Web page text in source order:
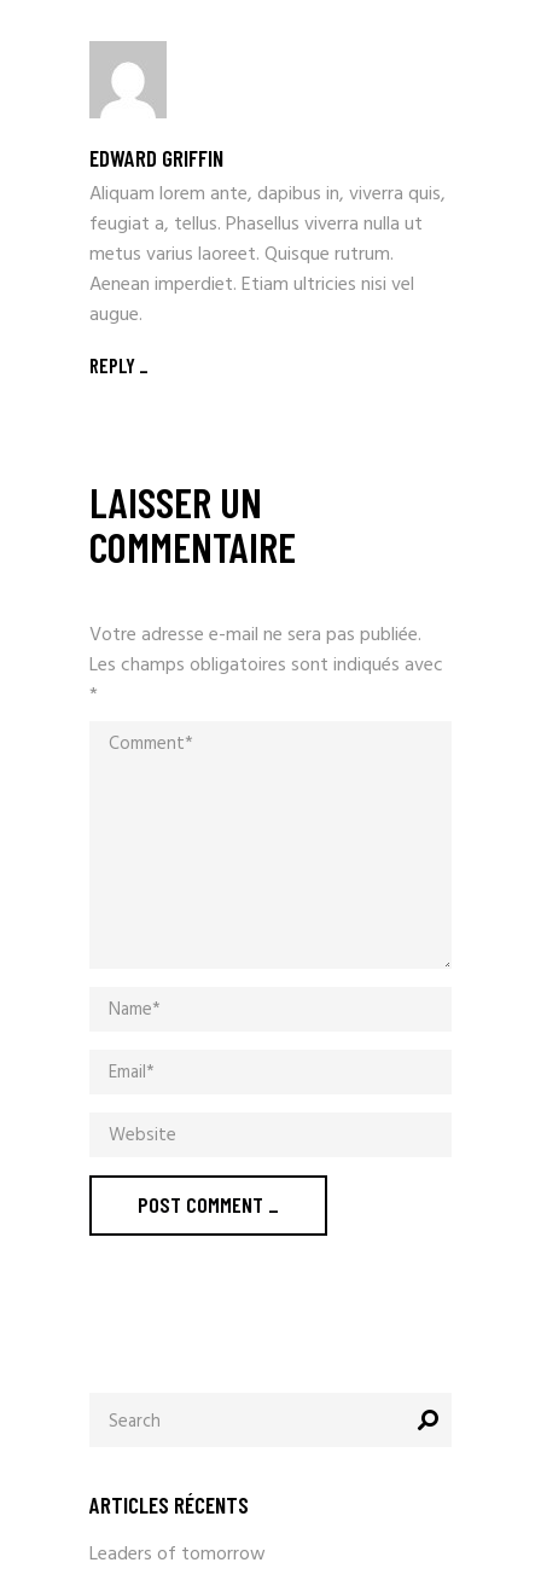
EDWARD GRIFFIN
Aliquam lorem ante, dapibus in, viverra quis,
feugiat a, tellus. Phasellus viverra nulla ut
metus varius laoreet. Quisque rutrum.
Aenean imperdiet. Etiam ultricies nisi vel
augue.
REPLY
LAISSER UN
COMMENTAIRE
Votre adresse e-mail ne sera pas publiée.
Les champs obligatoires sont indiqués avec
*
POST COMMENT _
ARTICLES RÉCENTS
Leaders of tomorrow